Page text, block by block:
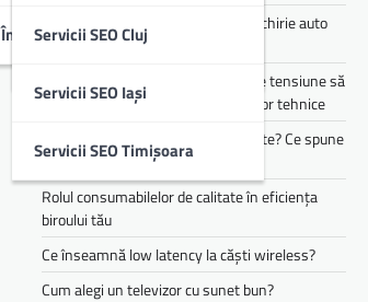
Servicii SEO Cluj
Servicii SEO Iași
Servicii SEO Timișoara
Întrebări Frecvente (FAQ)
Cele mai populare branduri pentru chirie auto
din flota Justrent
Cum te pot ajuta stabilizatoarele de tensiune să
reduci riscurile asociate defecțiunilor tehnice
Copilul tău mănâncă doar 3 alimente? Ce spune
asta despre dezvoltarea lui
Rolul consumabilelor de calitate în eficiența
biroului tău
Ce înseamnă low latency la căști wireless?
Cum alegi un televizor cu sunet bun?